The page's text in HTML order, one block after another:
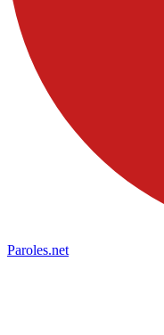
Paroles.net